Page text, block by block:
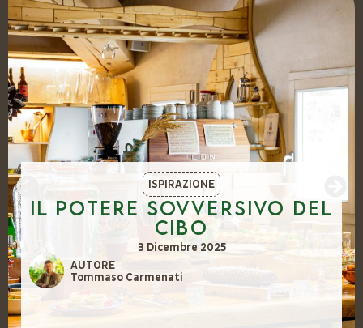
ISPIRAZIONE
Il potere sovversivo del
cibo
3 Dicembre 2025
AUTORE
Tommaso Carmenati